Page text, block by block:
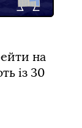
на
із 30